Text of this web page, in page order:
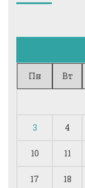
Пн Вт
3 4
10 11
17 18